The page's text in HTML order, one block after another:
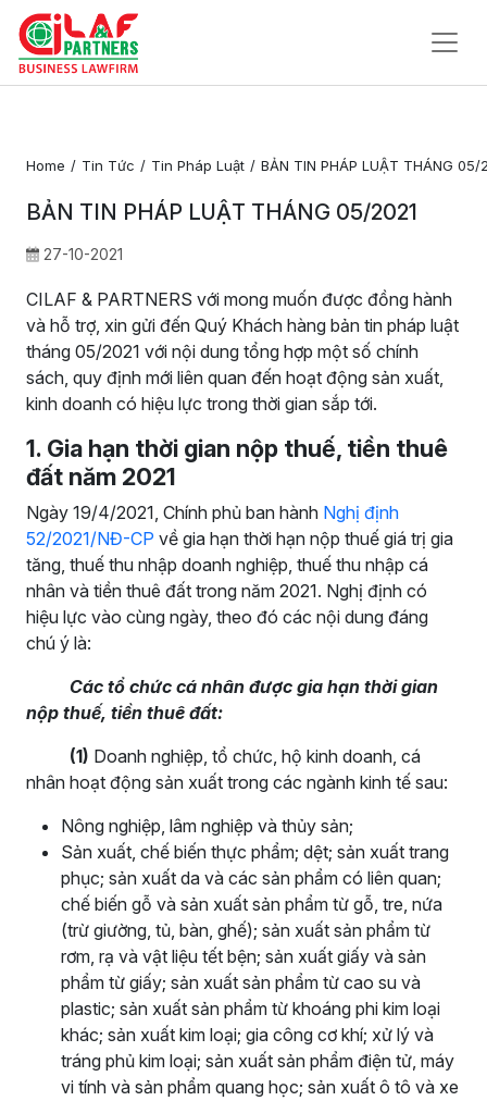
Chúng
Tôi
Dịch Vụ Pháp Lý
Tin Tức
Liên
Home Tin Tức Tin Pháp Luật BẢN TIN PHÁP LUẬT THÁNG 05/
BẢN TIN PHÁP LUẬT THÁNG 05/2021
27-10-2021
CILAF & PARTNERS với mong muốn được đồng hành
và hỗ trợ, xin gửi đến Quý Khách hàng bản tin pháp luật
tháng 05/2021 với nội dung tổng hợp một số chính
sách, quy định mới liên quan đến hoạt động sản xuất,
kinh doanh có hiệu lực trong thời gian sắp tới.
1. Gia hạn thời gian nộp thuế, tiền thuê
đất năm 2021
Ngày 19/4/2021, Chính phủ ban hành Nghị định
52/2021/NĐ-CP về gia hạn thời hạn nộp thuế giá trị gia
tăng, thuế thu nhập doanh nghiệp, thuế thu nhập cá
nhân và tiền thuê đất trong năm 2021. Nghị định có
hiệu lực vào cùng ngày, theo đó các nội dung đáng
chú ý là:
Các tổ chức cá nhân được gia hạn thời gian
nộp thuế, tiền thuê đất:
(1) Doanh nghiệp, tổ chức, hộ kinh doanh, cá
nhân hoạt động sản xuất trong các ngành kinh tế sau:
Nông nghiệp, lâm nghiệp và thủy sản;
Sản xuất, chế biến thực phẩm; dệt; sản xuất trang
phục; sản xuất da và các sản phẩm có liên quan;
chế biến gỗ và sản xuất sản phẩm từ gỗ, tre, nứa
(trừ giường, tủ, bàn, ghế); sản xuất sản phẩm từ
rơm, rạ và vật liệu tết bện; sản xuất giấy và sản
phẩm từ giấy; sản xuất sản phẩm từ cao su và
plastic; sản xuất sản phẩm từ khoáng phi kim loại
khác; sản xuất kim loại; gia công cơ khí; xử lý và
tráng phủ kim loại; sản xuất sản phẩm điện tử, máy
vi tính và sản phẩm quang học; sản xuất ô tô và xe